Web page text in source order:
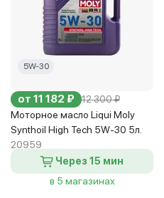
5W-30
от 11 182 ₽ 12 300 ₽
Моторное масло Liqui Moly
Synthoil High Tech 5W-30 5л.
20959
Через 15 мин
в 5 магазинах